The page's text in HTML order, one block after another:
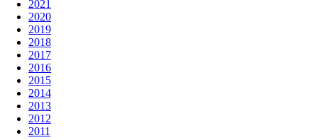
2021
2020
2019
2018
2017
2016
2015
2014
2013
2012
2011